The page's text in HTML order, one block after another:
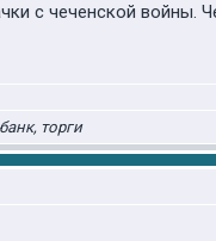
с чеченской войны.
торги